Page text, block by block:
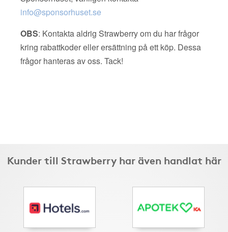
info@sponsorhuset.se
OBS: Kontakta aldrig Strawberry om du har frågor
kring rabattkoder eller ersättning på ett köp. Dessa
frågor hanteras av oss. Tack!
Kunder till Strawberry har även handlat här